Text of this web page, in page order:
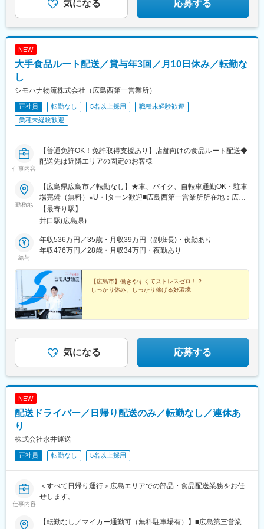
気になる 応募する
NEW
大手食品ルート配送／賞与年3回／月10日休み／転勤な
し
シモハナ物流株式会社（広島西第一営業所）
正社員 転勤なし 5名以上採用
職種未経験歓迎
業種未経験歓迎
仕事内容
【普通免許OK！免許取得支援あり】店舗向けの食品ルート配送◆
配送先は近隣エリアの固定のお客様
勤務地
【広島県広島市／転勤なし】★車、バイク、自転車通勤OK・駐車
場完備（無料）※U・Iターン歓迎■広島西第一営業所所在地：広島
県広島市西区草津港2丁目8-7※室内原則禁煙（屋外喫煙スペース
有）
【最寄り駅】
井口駅(広島県)
給与
年収536万円／35歳・月収39万円（副班長)・夜勤あり
年収476万円／28歳・月収34万円・夜勤あり
【広島市】働きやすくてストレスゼロ！？
しっかり休み、しっかり稼げる好環境
気になる 応募する
NEW
配送ドライバー／日帰り配送のみ／転勤なし／連休あ
り
株式会社永井運送
正社員 転勤なし 5名以上採用
仕事内容
＜すべて日帰り運行＞広島エリアでの部品・食品配送業務をお任
せします。
【転勤なし／マイカー通勤可（無料駐車場有）】■広島第三営業